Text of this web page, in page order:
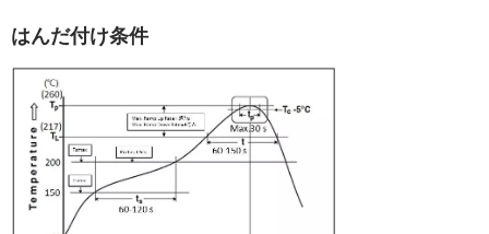
はんだ付け条件